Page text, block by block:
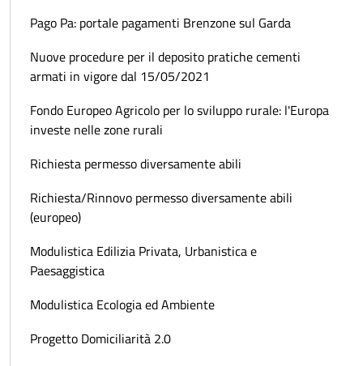
Pago Pa: portale pagamenti Brenzone sul Garda
Nuove procedure per il deposito pratiche cementi
armati in vigore dal 15/05/2021
Fondo Europeo Agricolo per lo sviluppo rurale: l'Europa
investe nelle zone rurali
Richiesta permesso diversamente abili
Richiesta/Rinnovo permesso diversamente abili
(europeo)
Modulistica Edilizia Privata, Urbanistica e
Paesaggistica
Modulistica Ecologia ed Ambiente
Progetto Domiciliarità 2.0